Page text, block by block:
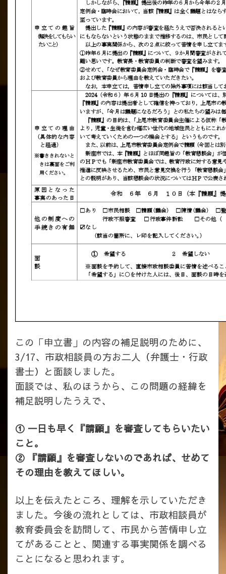
この「申立書」の内容の補足説明のために、
3/17、市政相談員の方お二人（弁護士・行政
書士）と面談しました。
面談では、私のほうから、この問題の経緯を
補足説明したうえで、
① 一日も早く『請願』を審査してもらいたい
こと。
② 『請願』を審査しないのであれば、せめて
その理由を教えてほしい。
以上を伝えたところ、理解を示していただき
ました。今後の流れとしては、市政相談員が
教育委員会を訪問して、市民から苦情申し立
てがあることと、関連する事実関係を調べる
ことになると思われます。